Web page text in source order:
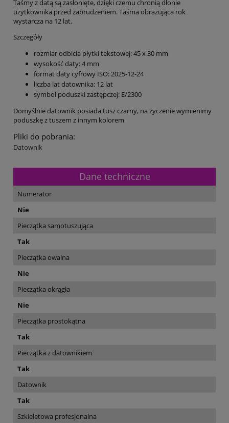
Taśmy z datą są zasłonięte, dzięki czemu chronią dłonie
użytkownika przed zabrudzeniem. Taśma obrazująca rok
wystarcza na 12 lat.
Szczegóły
rozmiar odbicia płytki tekstowej: 45 x 30 mm
wysokość daty: 4 mm
format daty cyfrowy ISO: 2025-12-24
liczba lat datownika: 12 lat
symbol poduszki zastępczej: E/2300
Domyślnie datownik posiada tusz czarny, na życzenie wymienimy
poduszkę z tuszem z innym kolorem
Pliki do pobrania:
Datownik
Dane techniczne
Numerator
Nie
Pieczątka samotuszująca
Tak
Pieczątka owalna
Nie
Pieczątka okrągła
Nie
Pieczątka prostokątna
Tak
Pieczątka z datownikiem
Tak
Datownik
Tak
Szkieletowa profesjonalna